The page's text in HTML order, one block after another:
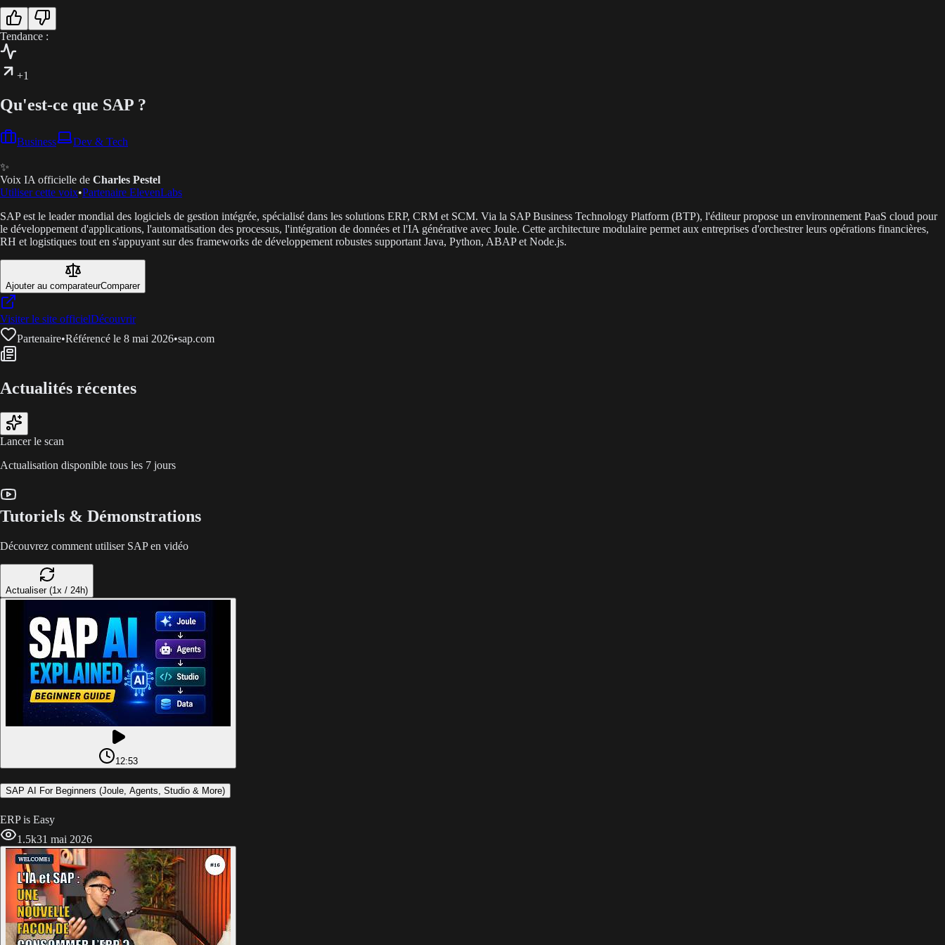
Tendance :
+1
Qu'est-ce que SAP ?
Business Dev & Tech
✨
Voix IA officielle de Charles Pestel
Utiliser cette voix•Partenaire ElevenLabs
SAP est le leader mondial des logiciels de gestion intégrée, spécialisé dans les solutions ERP, CRM et SCM. Via la SAP Business Technology Platform (BTP), l'éditeur propose un environnement PaaS cloud pour
le développement d'applications, l'automatisation des processus, l'intégration de données et l'IA générative avec Joule. Cette architecture modulaire permet aux entreprises d'orchestrer leurs opérations financières,
RH et logistiques tout en s'appuyant sur des frameworks de développement robustes supportant Java, Python, ABAP et Node.js.
Ajouter au comparateurComparer
Visiter le site officielDécouvrir
Partenaire•Référencé le 8 mai 2026•sap.com
Actualités récentes
Lancer le scan
Actualisation disponible tous les 7 jours
Tutoriels & Démonstrations
Découvrez comment utiliser SAP en vidéo
Actualiser (1x / 24h)
12:53
SAP AI For Beginners (Joule, Agents, Studio & More)
ERP is Easy
1.5k31 mai 2026